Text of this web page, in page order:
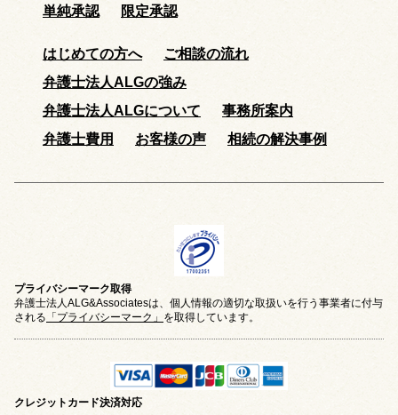
単純承認
限定承認
はじめての方へ
ご相談の流れ
弁護士法人ALGの強み
弁護士法人ALGについて
事務所案内
弁護士費用
お客様の声 相続の解決事例
プライバシーマーク取得
弁護士法人ALG&Associatesは、個人情報の適切な取扱いを行う事業者に付与
される 「プライバシーマーク」 を取得しています。
クレジットカード決済対応